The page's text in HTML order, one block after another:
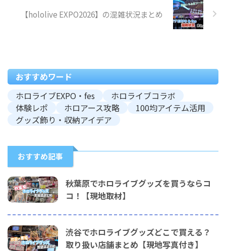
【hololive EXPO2026】の混雑状況まとめ
おすすめワード
ホロライブEXPO・fes
ホロライブコラボ
体験レポ
ホロアース攻略
100均アイテム活用
グッズ飾り・収納アイデア
おすすめ記事
秋葉原でホロライブグッズを買うならコ
コ！【現地取材】
渋谷でホロライブグッズどこで買える？
取り扱い店舗まとめ【現地写真付き】